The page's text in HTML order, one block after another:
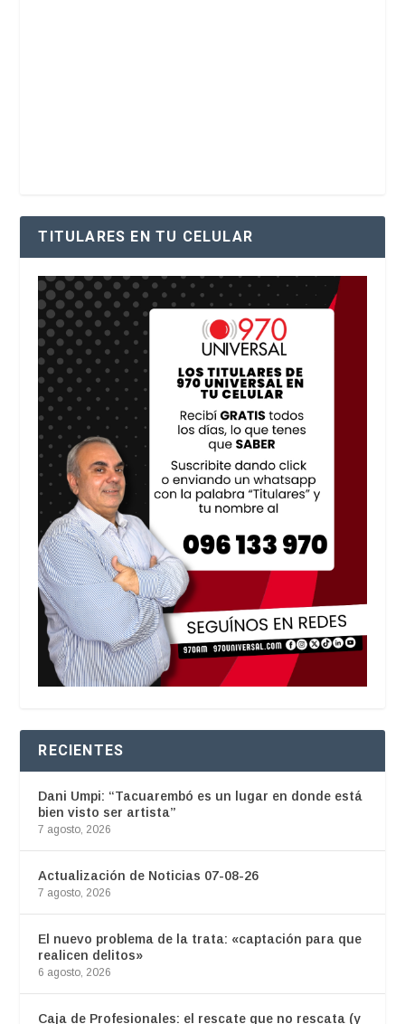
TITULARES EN TU CELULAR
RECIENTES
Dani Umpi: “Tacuarembó es un lugar en donde está
bien visto ser artista”
7 agosto, 2026
Actualización de Noticias 07-08-26
7 agosto, 2026
El nuevo problema de la trata: «captación para que
realicen delitos»
6 agosto, 2026
Caja de Profesionales: el rescate que no rescata (y